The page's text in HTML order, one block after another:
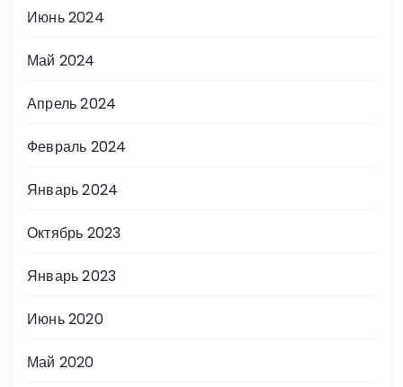
Июнь 2024
Май 2024
Апрель 2024
Февраль 2024
Январь 2024
Октябрь 2023
Январь 2023
Июнь 2020
Май 2020